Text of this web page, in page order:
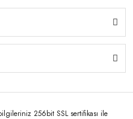
256bit SSL sertifikası ile